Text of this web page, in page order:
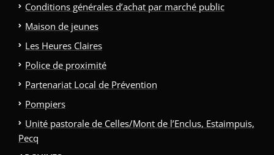
Conditions générales d’achat par marché public
Maison de jeunes
Les Heures Claires
Police de proximité
Partenariat Local de Prévention
Pompiers
Unité pastorale de Celles/Mont de l’Enclus, Estaimpuis,
Pecq